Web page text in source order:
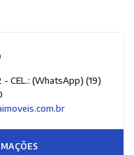
- CEL.: (WhatsApp) (19)